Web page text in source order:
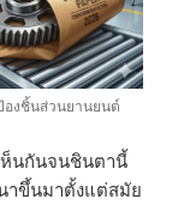
องชิ้นส่วนยานยนต์
ห็นกันจนชินตานี้
าขึ้นมาตั้งแต่สมัย